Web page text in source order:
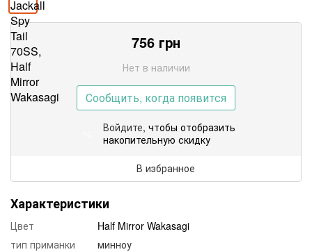
756 грн
Нет в наличии
Сообщить, когда появится
Войдите, чтобы отобразить
накопительную скидку
В избранное
Характеристики
Цвет
Half Mirror Wakasagi
тип приманки
минноу